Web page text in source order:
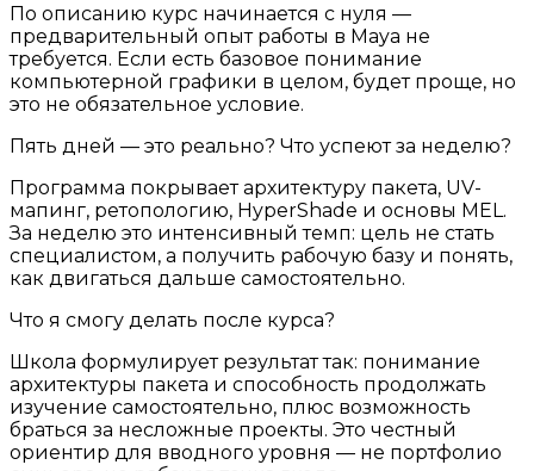
По описанию курс начинается с нуля —
предварительный опыт работы в Maya не
требуется. Если есть базовое понимание
компьютерной графики в целом, будет проще, но
это не обязательное условие.
Пять дней — это реально? Что успеют за неделю?
Программа покрывает архитектуру пакета, UV-
мапинг, ретопологию, HyperShade и основы MEL.
За неделю это интенсивный темп: цель не стать
специалистом, а получить рабочую базу и понять,
как двигаться дальше самостоятельно.
Что я смогу делать после курса?
Школа формулирует результат так: понимание
архитектуры пакета и способность продолжать
изучение самостоятельно, плюс возможность
браться за несложные проекты. Это честный
ориентир для вводного уровня — не портфолио